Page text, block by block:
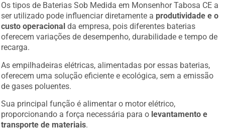
Os tipos de Baterias Sob Medida em Monsenhor Tabosa CE a
ser utilizado pode influenciar diretamente a produtividade e o
custo operacional da empresa, pois diferentes baterias
oferecem variações de desempenho, durabilidade e tempo de
recarga.
As empilhadeiras elétricas, alimentadas por essas baterias,
oferecem uma solução eficiente e ecológica, sem a emissão
de gases poluentes.
Sua principal função é alimentar o motor elétrico,
proporcionando a força necessária para o levantamento e
transporte de materiais.